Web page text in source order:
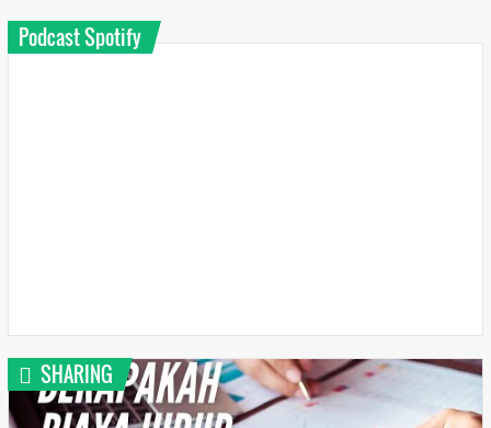
Podcast Spotify
SHARING